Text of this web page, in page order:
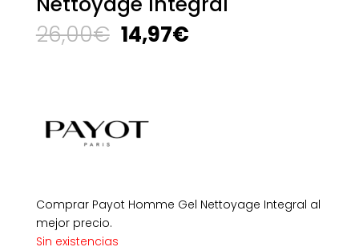
26,00€ El
precio
14,97€El
Comprar Payot Homme Gel Nettoyage Integral al
mejor precio.
Sin existencias